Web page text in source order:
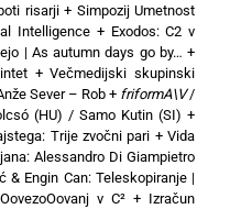
risarji+ Simpozij Umetnost
Intelligence + Exodos: C2 v
| As autumn days go by… +
+Večmedijski skupinski
Sever – Rob+ friformA\V/
(HU) / Samo Kutin (SI) +
Trije zvočni pari +Vida
Alessandro Di Giampietro
& Engin Can: Teleskopiranje |
v C² + Izračun